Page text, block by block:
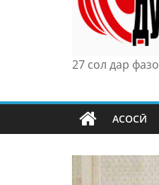
27 сол дар
АСОСӢ